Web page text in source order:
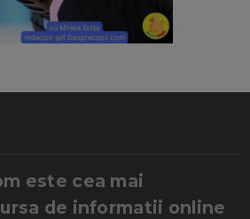
este cea mai
de informatii online